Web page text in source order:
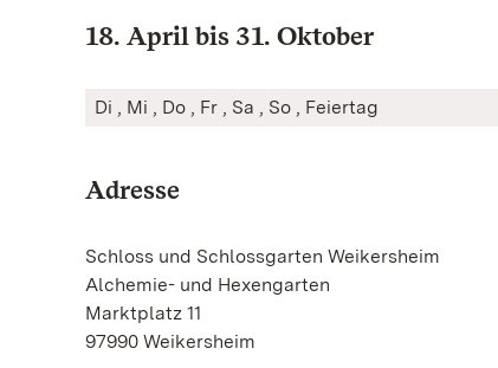
18. April bis 31. Oktober
Di , Mi , Do , Fr , Sa , So , Feiertag
Adresse
Schloss und Schlossgarten Weikersheim
Alchemie- und Hexengarten
Marktplatz 11
97990 Weikersheim